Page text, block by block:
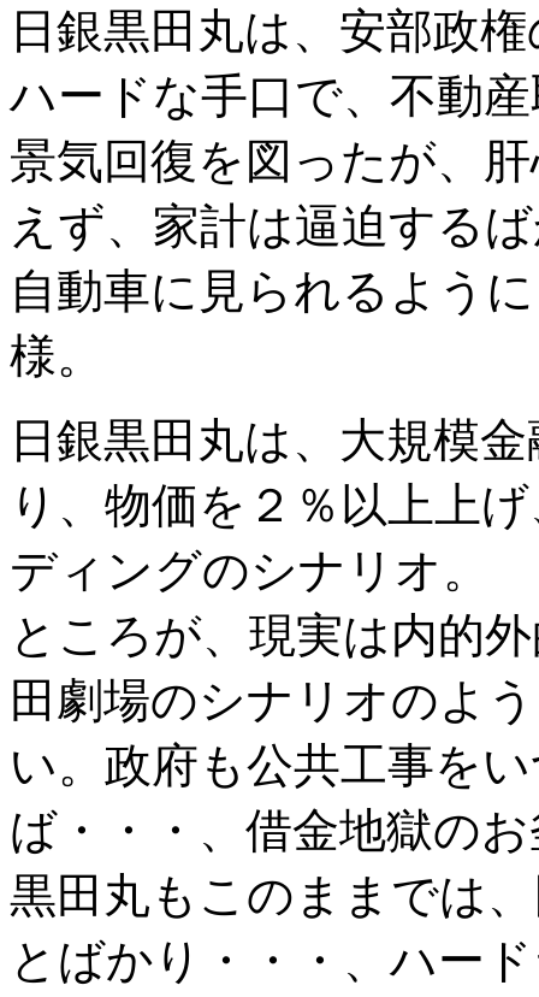
日銀黒田丸は、安部政
ハードな手口で、不動
景気回復を図ったが、
えず、家計は逼迫する
自動車に見られるよう
様。
日銀黒田丸は、大規模
り、物価を２％以上上
ディングのシナリオ。
ところが、現実は内的
田劇場のシナリオのよ
い。政府も公共工事を
ば・・・、借金地獄の
黒田丸もこのままでは
とばかり・・・、ハー